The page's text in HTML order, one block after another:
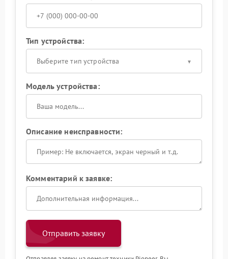
Тип устройства:
Выберите тип устройства
Модель устройства:
Описание неисправности:
Комментарий к заявке:
Отправить заявку